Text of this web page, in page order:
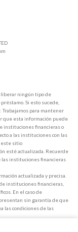
liberar ningún tipo de
Si esto sucede,
para mantener
que esta información puede
instituciones financieras o
a las instituciones con las
este sitio
esté actualizada. Recuerde
las instituciones financieras
actualizada y precisa.
instituciones financieras,
En el caso de
sin garantía de que
las condiciones de las